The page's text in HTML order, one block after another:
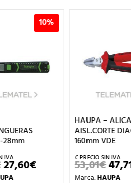
10%
28mm
EL
PRECIO
27,60€EL
PRECIO
HAUPA –
AISL.CORTE
160mm VDE
53,01€EL
Marca:HAUPA